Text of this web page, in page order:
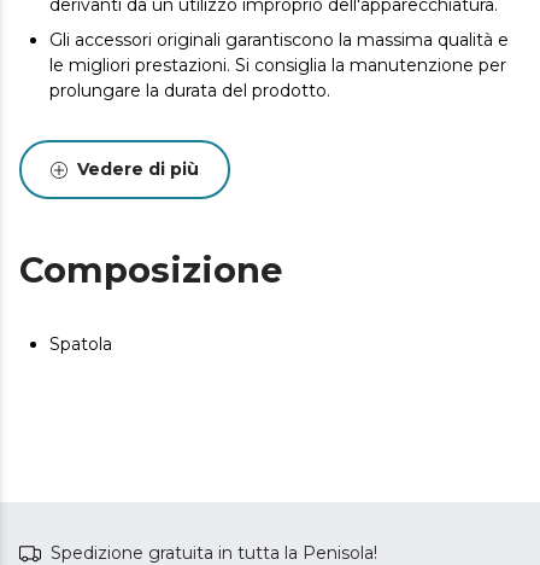
derivanti da un utilizzo improprio dell'apparecchiatura.
Gli accessori originali garantiscono la massima qualità e
le migliori prestazioni. Si consiglia la manutenzione per
prolungare la durata del prodotto.
Vedere di più
Composizione
Spatola
Spedizione gratuita in tutta la Penisola!